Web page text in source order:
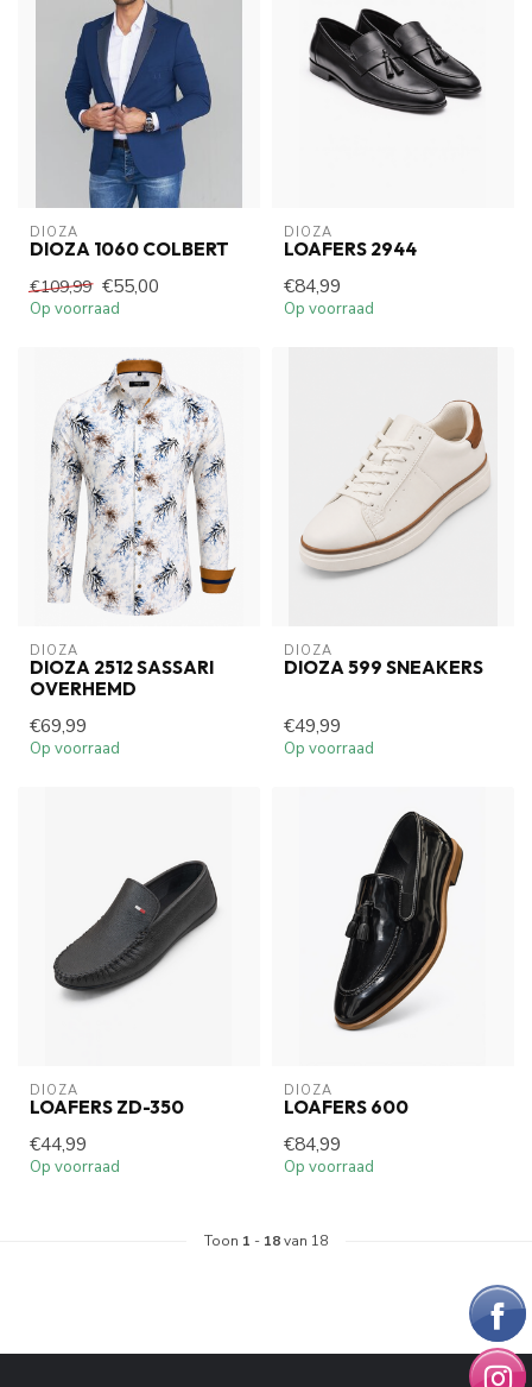
DIOZA
DIOZA 1060 COLBERT
€109,99 €55,00
Op voorraad
DIOZA
LOAFERS 2944
€84,99
Op voorraad
DIOZA
DIOZA 2512 SASSARI
OVERHEMD
€69,99
Op voorraad
DIOZA
DIOZA 599 SNEAKERS
€49,99
Op voorraad
DIOZA
LOAFERS ZD-350
€44,99
Op voorraad
DIOZA
LOAFERS 600
€84,99
Op voorraad
Toon 1 - 18van 18